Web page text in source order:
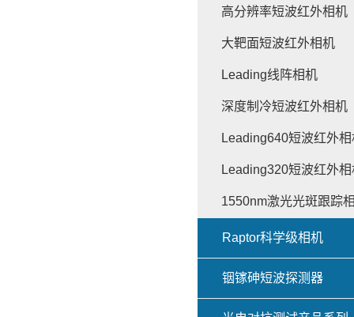
高分辨率短波红外相机
大靶面短波红外相机
Leading线阵相机
深度制冷短波红外相机
Leading640短波红外相
Leading320短波红外相
1550nm激光光斑跟踪
Raptor科学级相机
铟镓砷短波探测器